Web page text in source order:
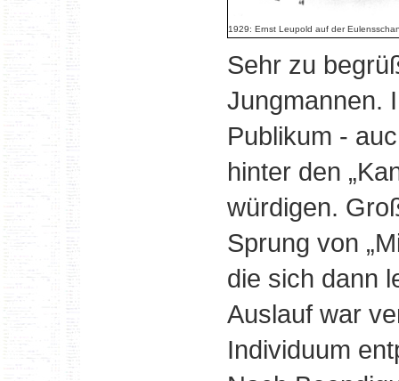
1929: Ernst Leupold auf der
Sehr zu
Jungmannen.
Publikum -
hinter den
würdigen.
Sprung von
die sich dann
Auslauf war
Individuum